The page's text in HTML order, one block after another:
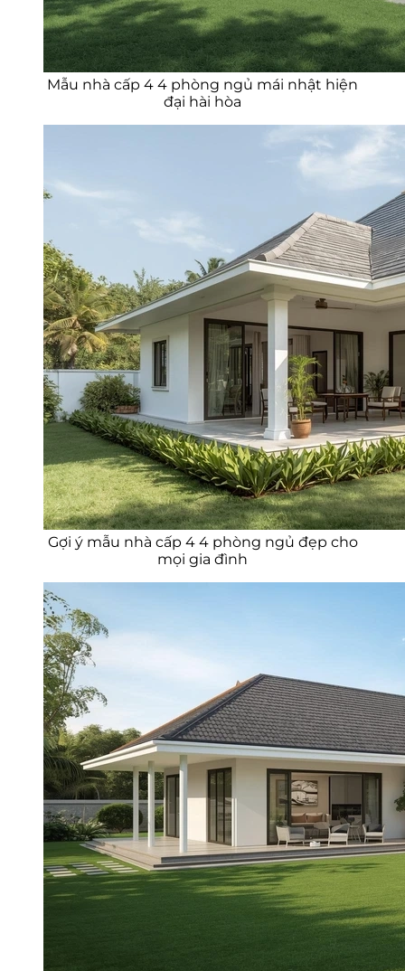
Mẫu nhà cấp 4 4 phòng ngủ mái nhật hiện
đại hài hòa
Gợi ý mẫu nhà cấp 4 4 phòng ngủ đẹp cho
mọi gia đình